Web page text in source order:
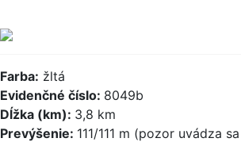
Farba: žltá
Evidenčné číslo: 8049b
Dĺžka (km): 3,8 km
Prevýšenie: 111/111 m (pozor uvádza